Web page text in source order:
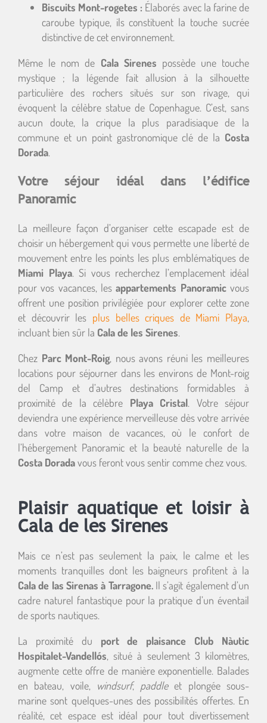
Biscuits Mont-rogetes : Élaborés avec la farine de
caroube typique, ils constituent la touche sucrée
distinctive de cet environnement.
Même le nom de Cala Sirenes possède une touche
mystique ; la légende fait allusion à la silhouette
particulière des rochers situés sur son rivage, qui
évoquent la célèbre statue de Copenhague. C’est, sans
aucun doute, la crique la plus paradisiaque de la
commune et un point gastronomique clé de la Costa
Dorada.
Votre séjour idéal dans l’édifice
Panoramic
La meilleure façon d’organiser cette escapade est de
choisir un hébergement qui vous permette une liberté de
mouvement entre les points les plus emblématiques de
Miami Playa. Si vous recherchez l’emplacement idéal
pour vos vacances, lesappartements Panoramicvous
offrent une position privilégiée pour explorer cette zone
et découvrir les plus belles criques de Miami Playa,
incluant bien sûr la Cala de les Sirenes.
Chez Parc Mont-Roig, nous avons réuni les meilleures
locations pour séjourner dans les environs de Mont-roig
del Camp et d’autres destinations formidables à
proximité de la célèbre Playa Cristal. Votre séjour
deviendra une expérience merveilleuse dès votre arrivée
dans votre maison de vacances, où le confort de
l’hébergement Panoramic et la beauté naturelle de la
Costa Doradavous feront vous sentir comme chez vous.
Plaisir aquatique et loisir à
Cala de les Sirenes
Mais ce n’est pas seulement la paix, le calme et les
moments tranquilles dont les baigneurs profitent à la
Cala de las Sirenas à Tarragone.Il s’agit également d’un
cadre naturel fantastique pour la pratique d’un éventail
de sports nautiques.
La proximité du port de plaisance Club Nàutic
Hospitalet-Vandellós, situé à seulement 3 kilomètres,
augmente cette offre de manière exponentielle. Balades
en bateau, voile, windsurf, paddleet plongée sous-
marine sont quelques-unes des possibilités offertes. En
réalité, cet espace est idéal pour tout divertissement